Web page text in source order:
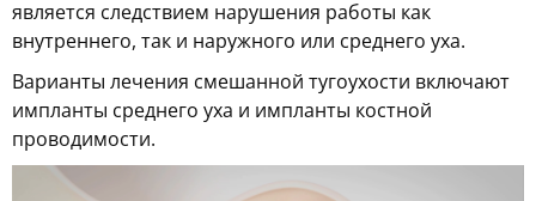
является следствием нарушения работы как
внутреннего, так и наружного или среднего уха.
Варианты лечения смешанной тугоухости включают
импланты среднего уха и импланты костной
проводимости.